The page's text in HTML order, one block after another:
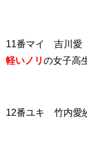
11番マイ 吉川愛
軽いノリの女子高
12番ユキ 竹内